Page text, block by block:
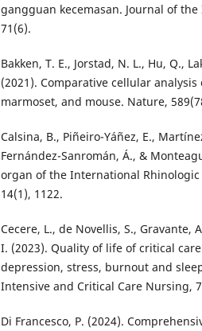
gangguan kecemasan. Journal of
71(6).
Bakken, T. E., Jorstad, N. L., Hu, Q.,
(2021). Comparative cellular
marmoset, and mouse. Nature,
Calsina, B., Piñeiro-Yáñez, E.,
Fernández-Sanromán, Á., &
organ of the International
14(1), 1122.
Cecere, L., de Novellis, S., Gravante,
I. (2023). Quality of life of critical
depression, stress, burnout and
Intensive and Critical Care Nursing,
Di Francesco, P. (2024).